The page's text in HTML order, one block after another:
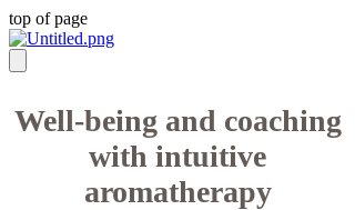
top of page
Well-being and coaching
with intuitive
aromatherapy